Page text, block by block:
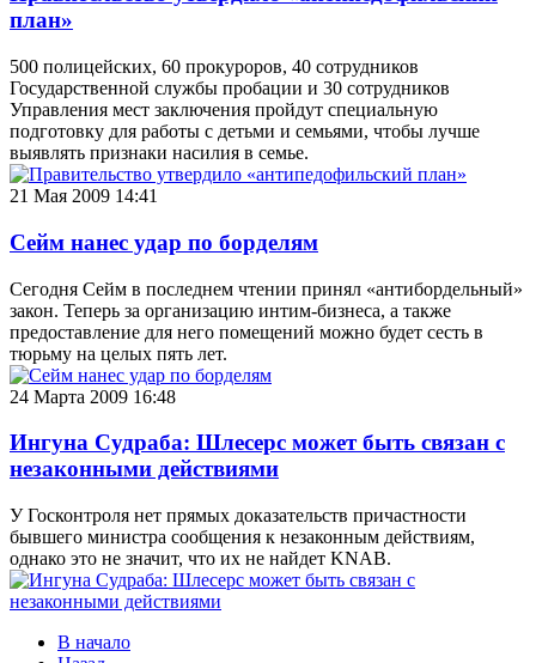
план»
500 полицейских, 60 прокуроров, 40 сотрудников
Государственной службы пробации и 30 сотрудников
Управления мест заключения пройдут специальную
подготовку для работы с детьми и семьями, чтобы лучше
выявлять признаки насилия в семье.
21 Мая 2009 14:41
Сейм нанес удар по борделям
Сегодня Сейм в последнем чтении принял «антибордельный»
закон. Теперь за организацию интим-бизнеса, а также
предоставление для него помещений можно будет сесть в
тюрьму на целых пять лет.
24 Марта 2009 16:48
Ингуна Судраба: Шлесерс может быть связан с
незаконными действиями
У Госконтроля нет прямых доказательств причастности
бывшего министра сообщения к незаконным действиям,
однако это не значит, что их не найдет KNAB.
В начало